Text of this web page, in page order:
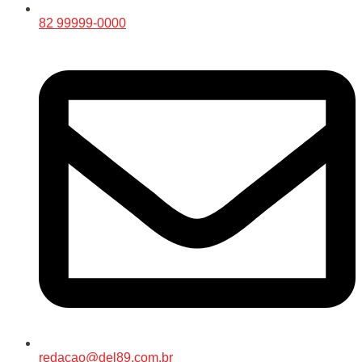
82 99999-0000
redacao@del89.com.br